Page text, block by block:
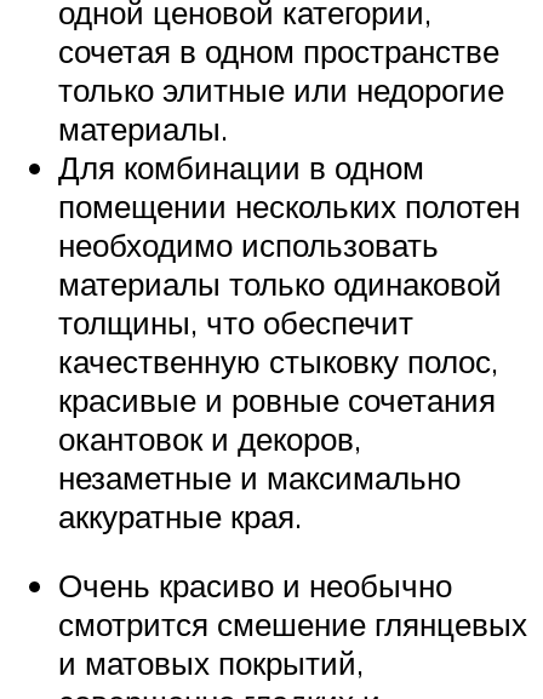
одной ценовой категории,
сочетая в одном пространстве
только элитные или недорогие
материалы.
Для комбинации в одном
помещении нескольких полотен
необходимо использовать
материалы только одинаковой
толщины, что обеспечит
качественную стыковку полос,
красивые и ровные сочетания
окантовок и декоров,
незаметные и максимально
аккуратные края.
Очень красиво и необычно
смотрится смешение глянцевых
и матовых покрытий,